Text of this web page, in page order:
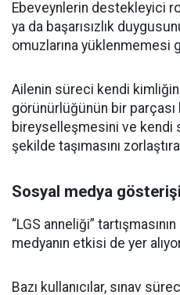
Ebeveynlerin destekleyici
ya da başarısızlık
omuzlarına yüklenmemesi
Ailenin süreci kendi
görünürlüğünün bir
bireyselleşmesini ve kendi
şekilde taşımasını
Sosyal medya
“LGS anneliği”
medyanın etkisi de yer
Bazı kullanıcılar, sınav